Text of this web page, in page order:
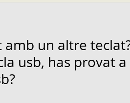
amb un altre
usb, has provat